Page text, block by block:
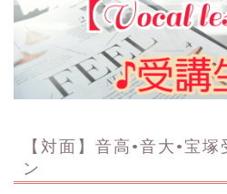
【対面】音高•音大•宝
ン